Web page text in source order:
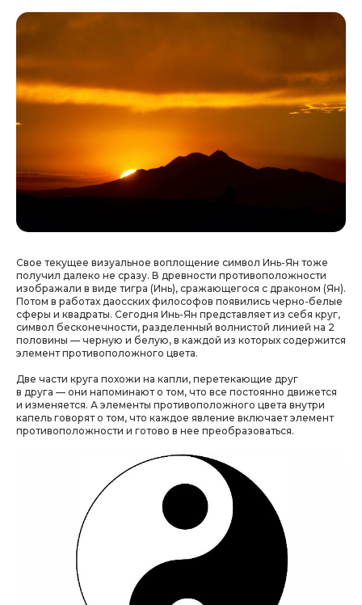
Свое текущее визуальное воплощение символ Инь-Ян тоже
получил далеко не сразу. В древности противоположности
изображали в виде тигра (Инь), сражающегося с драконом (Ян).
Потом в работах даосских философов появились черно-белые
сферы и квадраты. Сегодня Инь-Ян представляет из себя круг,
символ бесконечности, разделенный волнистой линией на 2
половины — черную и белую, в каждой из которых содержится
элемент противоположного цвета.
Две части круга похожи на капли, перетекающие друг
в друга — они напоминают о том, что все постоянно движется
и изменяется. А элементы противоположного цвета внутри
капель говорят о том, что каждое явление включает элемент
противоположности и готово в нее преобразоваться.